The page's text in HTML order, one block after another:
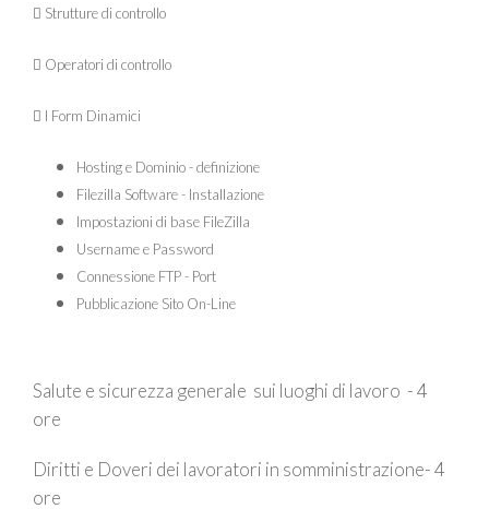
 Strutture di controllo
 Operatori di controllo
 I Form Dinamici
Hosting e Dominio - definizione
Filezilla Software - Installazione
Impostazioni di base FileZilla
Username e Password
Connessione FTP - Port
Pubblicazione Sito On-Line
Salute e sicurezza generale sui luoghi di lavoro - 4
ore
Diritti e Doveri dei lavoratori in somministrazione- 4
ore